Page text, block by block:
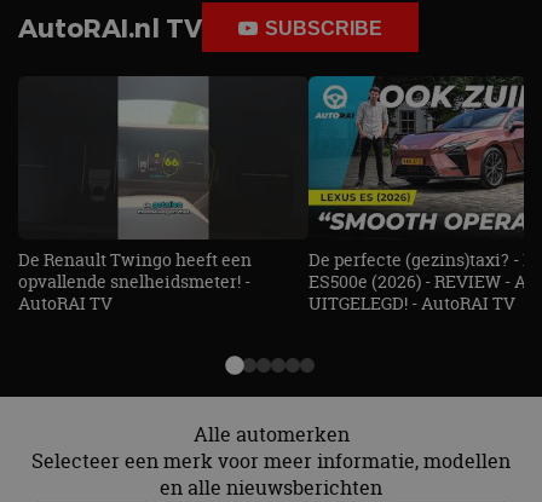
AutoRAI.nl TV SUBSCRIBE
De Renault Twingo heeft een
opvallende snelheidsmeter! -
AutoRAI TV
De perfecte (gezins)taxi? -
ES500e (2026) - REVIEW -
UITGELEGD! - AutoRAI TV
Alle automerken
Selecteer een merk voor meer informatie, modellen
en alle nieuwsberichten